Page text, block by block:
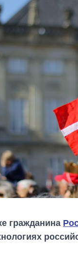
гражданина